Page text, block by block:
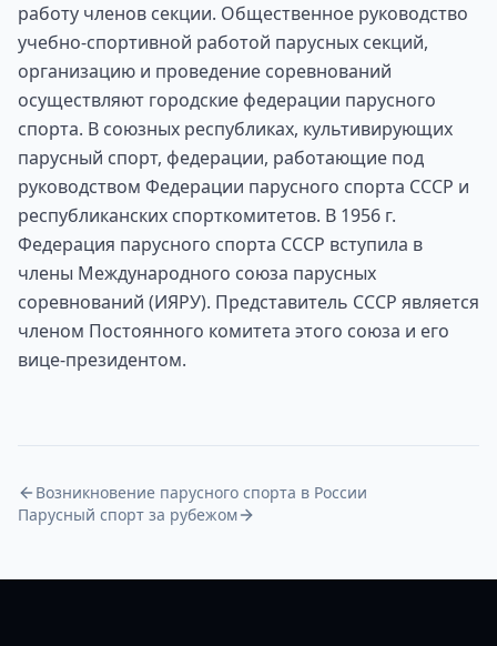
работу членов секции. Общественное руководство
учебно-спортивной работой парусных секций,
организацию и проведение соревнований
осуществляют городские федерации парусного
спорта. В союзных республиках, культивирующих
парусный спорт, федерации, работающие под
руководством Федерации парусного спорта СССР и
республиканских спорткомитетов. В 1956 г.
Федерация парусного спорта СССР вступила в
члены Международного союза парусных
соревнований (ИЯРУ). Представитель СССР является
членом Постоянного комитета этого союза и его
вице-президентом.
Возникновение парусного спорта в России
Парусный спорт за рубежом